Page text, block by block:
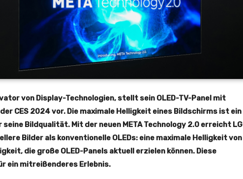
von Display-Technologien, stellt sein OLED-TV-Panel mit
der CES 2024 vor. Die maximale Helligkeit eines Bildschirms ist ein
Bildqualität. Mit der neuen META Technology 2.0 erreicht LG
Bilder als konventionelle OLEDs: eine maximale Helligkeit von
die große OLED-Panels aktuell erzielen können. Diese
ein mitreißenderes Erlebnis.